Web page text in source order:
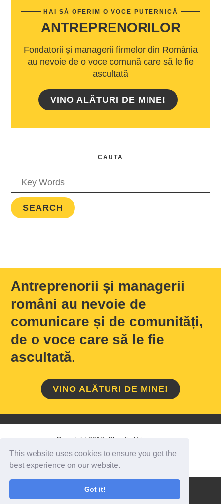
This website uses cookies to ensure you get the
best experience on our website.
Got it!
HAI SĂ OFERIM O VOCE PUTERNICĂ
ANTREPRENORILOR
Fondatorii și managerii firmelor din România
au nevoie de o voce comună care să le fie
ascultată
VINO ALĂTURI DE MINE!
CAUTA
Antreprenorii și managerii
români au nevoie de
comunicare și de comunități,
de o voce care să le fie
ascultată.
VINO ALĂTURI DE MINE!
Copyright 2018 Claudiu Vrinceanu
HOME / DESPRE MINE CONTACT